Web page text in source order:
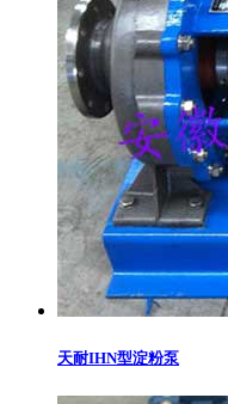
天耐IHN型淀粉泵